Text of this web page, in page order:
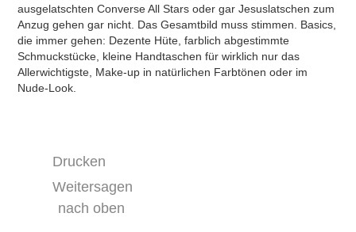
ausgelatschten Converse All Stars oder gar Jesuslatschen zum
Anzug gehen gar nicht. Das Gesamtbild muss stimmen. Basics,
die immer gehen: Dezente Hüte, farblich abgestimmte
Schmuckstücke, kleine Handtaschen für wirklich nur das
Allerwichtigste, Make-up in natürlichen Farbtönen oder im
Nude-Look.
Drucken
Weitersagen
nach oben